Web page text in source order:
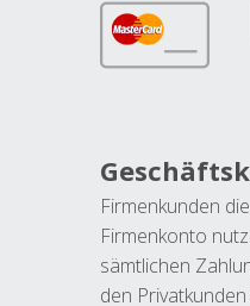
Firmenkunden
Firmenkonto
sämtlichen
den